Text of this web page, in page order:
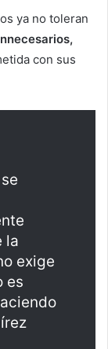
ya no toleran
con sus
la
exige
es